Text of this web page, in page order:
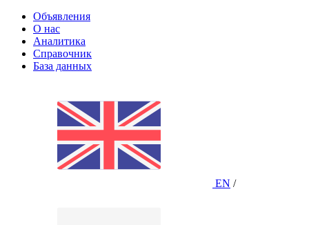
Объявления
О нас
Аналитика
Справочник
База данных
EN /